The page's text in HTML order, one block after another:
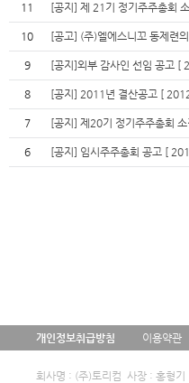
11 [공지] 제 21기 정기주주총회
10 [공고] (주)엘에스니꼬 동제련
9 [공지]외부 감사인 선임 공고
8 [공지] 2011년 결산공고 [
7 [공지] 제20기 정기주주총회
6 [공지] 임시주주총회 공고 [
개인정보취급방침 이용약관
회사명 : (주)토리컴 사장 : 홍형